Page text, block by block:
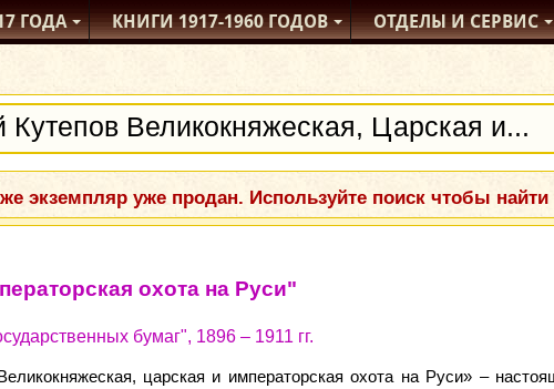
ГОДА КНИГИ1917-1960ГОДОВ ОТДЕЛЫИ СЕРВИС
экземпляр уже продан. Используйте поиск чтобы
охота на Руси"
бумаг", 1896 – 1911 гг.
царская и императорская охота на Руси» –